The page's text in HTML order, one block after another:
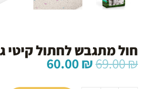
חול מתגבש לחתול קיטי גרדן
69.00₪ המחיר
המקורי
היה:
60.00₪ המחיר
הוא: